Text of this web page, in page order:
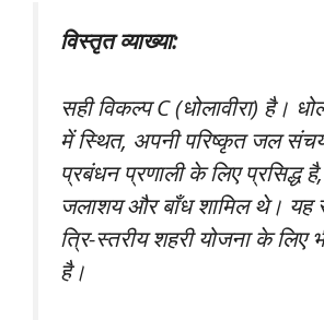
विस्तृत व्याख्या:
सही विकल्प C (धोलावीरा) है।
में स्थित, अपनी परिष्कृत जल
प्रबंधन प्रणाली के लिए प्रसिद्ध
जलाशय और बाँध शामिल थे। यह
त्रि-स्तरीय शहरी योजना के लिए
है।